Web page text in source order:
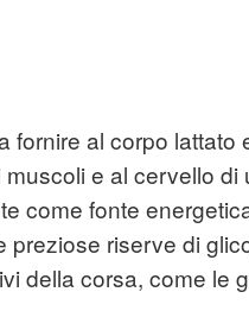
fornire al corpo lattato
e al cervello di
come fonte
preziose riserve di
della corsa, come le